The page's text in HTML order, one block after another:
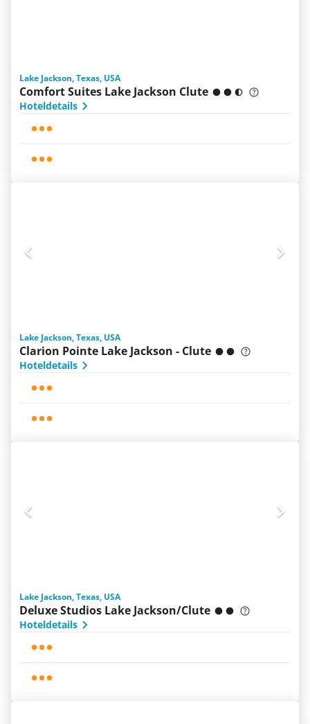
Lake Jackson, Texas, USA
Comfort Suites Lake Jackson Clute
Hoteldetails
Lake Jackson, Texas, USA
Clarion Pointe Lake Jackson - Clute
Hoteldetails
Lake Jackson, Texas, USA
Deluxe Studios Lake Jackson/Clute
Hoteldetails